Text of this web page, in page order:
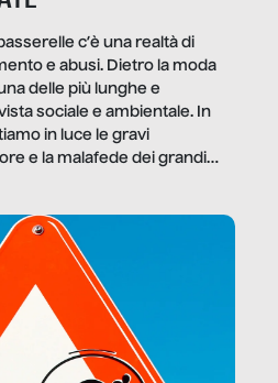
c’è una realtà di
e abusi. Dietro la moda
delle più lunghe e
sociale e ambientale. In
in luce le gravi
e la malafede dei grandi